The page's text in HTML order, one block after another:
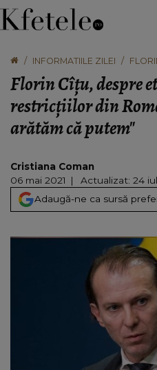
INFORMATIILE ZILEI
Florin Cîțu, despre
restricțiilor din
arătăm că putem"
Cristiana Coman
06 mai 2021
Actualizat: 24
Adaugă-ne ca sursă